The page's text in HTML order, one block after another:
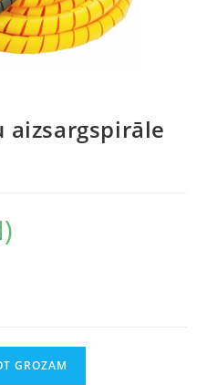
aizsargspirāle
GROZAM